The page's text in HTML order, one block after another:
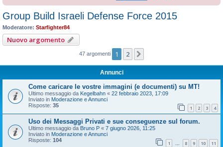
Group Build Israeli Defense Force 2015
Moderatore: Starfighter84
Nuovo argomento
47 argomenti 1 2
Annunci
Come caricare le vostre immagini (e documenti) su MT!
Ultimo messaggio da Kegelbahn « 22 febbraio 2023, 17:09
Inviato in Moderazione e Annunci
Risposte: 35 1 2 3 4
Uso dei Messaggi Privati e sue conseguenze sul forum.
Ultimo messaggio da Bruno P « 7 giugno 2026, 11:25
Inviato in Moderazione e Annunci
Risposte: 104 1 … 8 9 10 11